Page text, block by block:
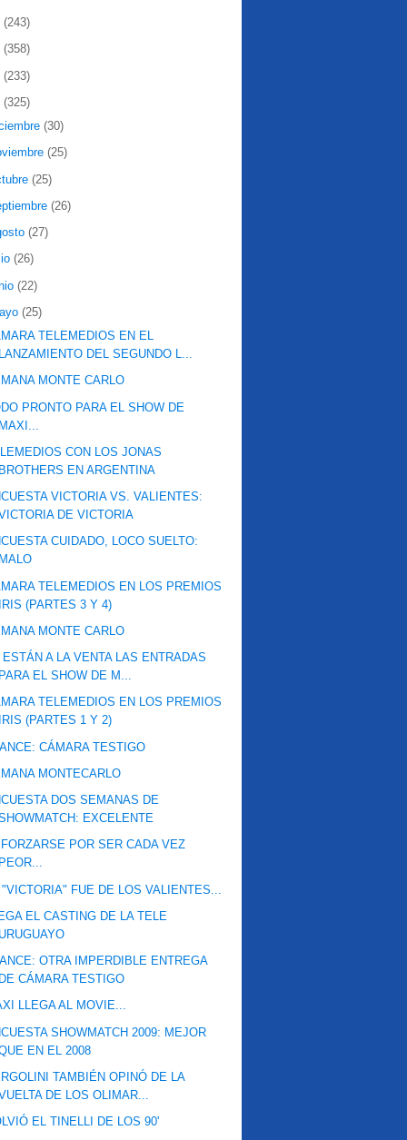
(243)
(358)
(233)
(325)
(30)
(25)
(25)
(26)
(27)
(26)
(22)
(25)
TELEMEDIOS EN EL
DEL SEGUNDO L...
MONTE CARLO
PRONTO PARA EL SHOW DE
CON LOS JONAS
EN ARGENTINA
VICTORIA VS. VALIENTES:
DE VICTORIA
CUIDADO, LOCO SUELTO:
TELEMEDIOS EN LOS PREMIOS
(PARTES 3 Y 4)
MONTE CARLO
ESTÁN A LA VENTA LAS ENTRADAS
EL SHOW DE M...
TELEMEDIOS EN LOS PREMIOS
(PARTES 1 Y 2)
CÁMARA TESTIGO
MONTECARLO
DOS SEMANAS DE
EXCELENTE
POR SER CADA VEZ
"VICTORIA" FUE DE LOS VALIENTES...
EL CASTING DE LA TELE
OTRA IMPERDIBLE ENTREGA
CÁMARA TESTIGO
LLEGA AL MOVIE...
SHOWMATCH 2009: MEJOR
EN EL 2008
TAMBIÉN OPINÓ DE LA
DE LOS OLIMAR...
EL TINELLI DE LOS 90'